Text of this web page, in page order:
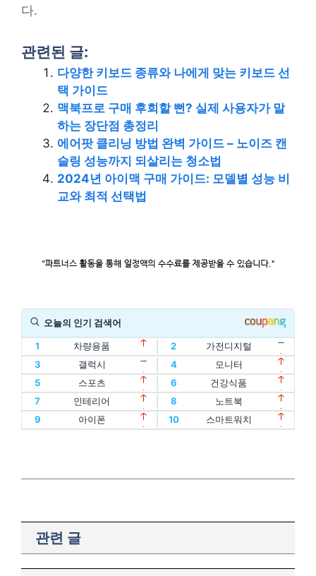
다.
관련된 글:
다양한 키보드 종류와 나에게 맞는 키보드 선
택 가이드
맥북프로 구매 후회할 뻔? 실제 사용자가 말
하는 장단점 총정리
에어팟 클리닝 방법 완벽 가이드 – 노이즈 캔
슬링 성능까지 되살리는 청소법
2024년 아이맥 구매 가이드: 모델별 성능 비
교와 최적 선택법
오늘의 인기 검색어
1
차량용품
11
할인
1
차량용품
11
할인
2
가전디지털
12
디지털기기
2
가전디지털
12
디지털기기
3
갤럭시
13
인텔
3
갤럭시
13
인텔
4
모니터
14
oled
4
모니터
14
oled
5
스포츠
15
홈트
5
스포츠
15
홈트
6
건강식품
16
아이패드
6
건강식품
16
아이패드
7
인테리어
17
에어팟
7
인테리어
8
노트북
18
맥북
8
노트북
9
아이폰
19
폴드
10
스마트워치
20
플립
관련 글